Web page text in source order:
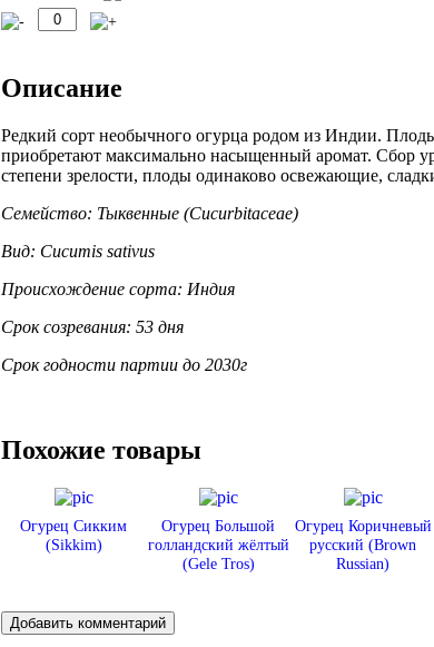
Описание
Редкий сорт необычного огурца родом из Индии.
приобретают максимально насыщенный аромат. Сбор
степени зрелости, плоды одинаково освежающие,
Семейство: Тыквенные (Cucurbitaceae)
Вид: Cucumis sativus
Происхождение сорта: Индия
Срок созревания: 53 дня
Срок годности партии до 2030г
Похожие товары
Огурец Сикким
(Sikkim)
Огурец Большой
голландский жёлтый
(Gele Tros)
Огурец Коричневый
русский (Brown
Russian)